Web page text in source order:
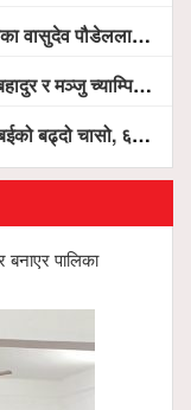
ट्रेक अवार्ड’ प्रदान गरिने
नगदसहित भव्य सम्मान
दैनिक उडानको ढोका खुल्दै
पालिका